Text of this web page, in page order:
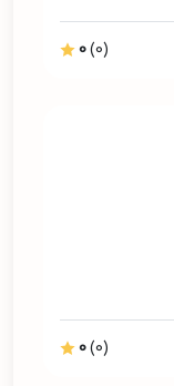
0(0)
0(0)